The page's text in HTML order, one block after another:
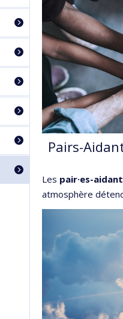
Pairs-
Les pair·es-
atmosphère